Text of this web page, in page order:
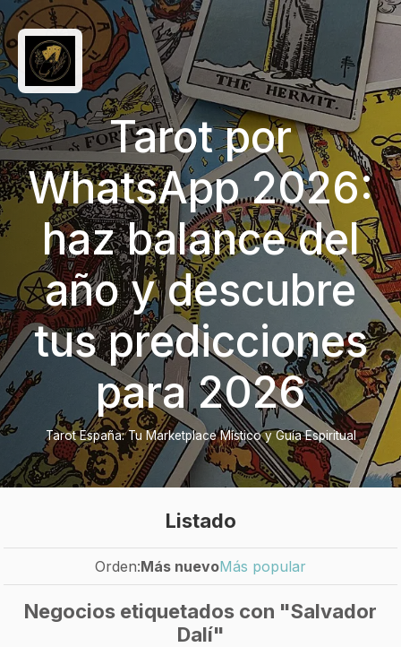
Tarot por
WhatsApp 2026:
haz balance del
año y descubre
tus predicciones
para 2026
Tarot España: Tu Marketplace Místico y Guía Espiritual
Listado
Orden:Más nuevoMás popular
Negocios etiquetados con "Salvador
Dalí"